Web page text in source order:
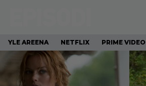
YLE AREENA NETFLIX PRIME VIDEO